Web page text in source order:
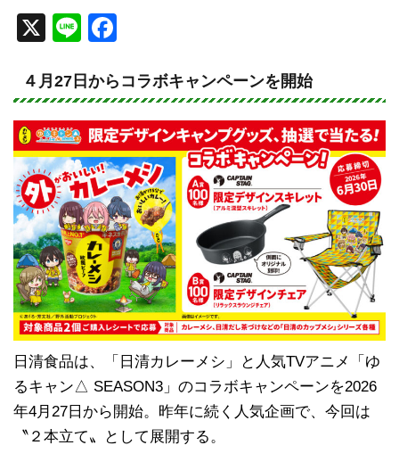
X
Li
e
c
e
b
o
o
k
４月27日からコラボキャンペーンを開始
日清食品は、「日清カレーメシ」と人気TVアニメ「ゆ
るキャン△ SEASON3」のコラボキャンペーンを2026
年4月27日から開始。昨年に続く人気企画で、今回は
〝２本立て〟として展開する。